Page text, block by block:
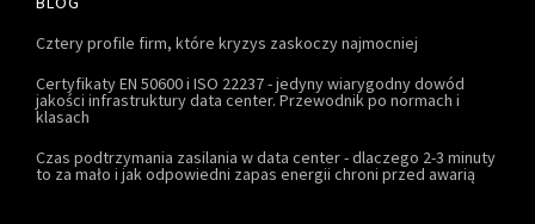
Cztery profile firm, które kryzys zaskoczy najmocniej
Certyfikaty EN 50600 i ISO 22237 - jedyny wiarygodny dowód
jakości infrastruktury data center. Przewodnik po normach i
klasach
Czas podtrzymania zasilania w data center - dlaczego 2-3 minuty
to za mało i jak odpowiedni zapas energii chroni przed awarią